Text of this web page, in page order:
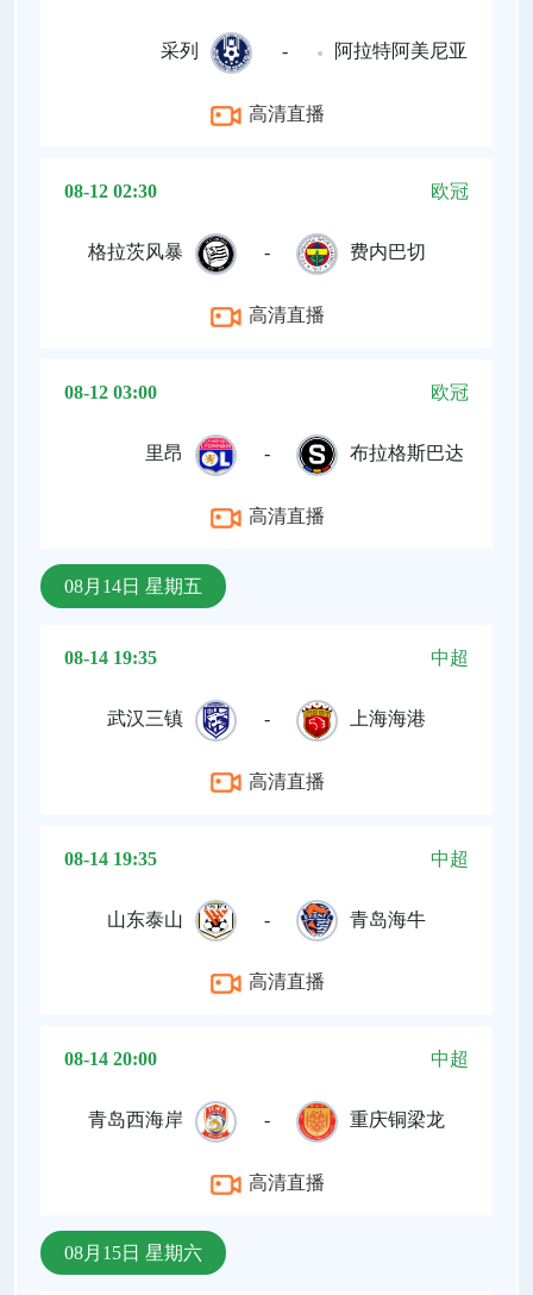
采列 - 阿拉特阿美尼亚
高清直播
08-12 02:30 欧冠
格拉茨风暴 - 费内巴切
高清直播
08-12 03:00 欧冠
里昂 - 布拉格斯巴达
高清直播
08月14日 星期五
08-14 19:35 中超
武汉三镇 - 上海海港
高清直播
08-14 19:35 中超
山东泰山 - 青岛海牛
高清直播
08-14 20:00 中超
青岛西海岸 - 重庆铜梁龙
高清直播
08月15日 星期六